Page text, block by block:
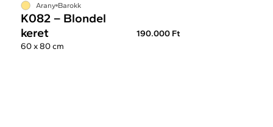
Arany Barokk
K082 – Blondel
keret
190.000 Ft
60 x 80 cm